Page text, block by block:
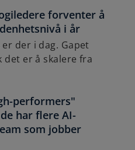
forventer å
i år
er der i dag. Gapet
er å skalere fra
performers"
har flere AI-
som jobber